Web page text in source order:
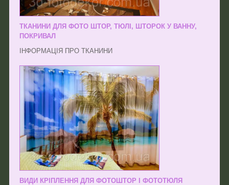
ТКАНИНИ ДЛЯ ФОТО ШТОР, ТЮЛІ, ШТОРОК У ВАННУ,
ПОКРИВАЛ
ІНФОРМАЦІЯ ПРО ТКАНИНИ
ВИДИ КРІПЛЕННЯ ДЛЯ ФОТОШТОР І ФОТОТЮЛЯ